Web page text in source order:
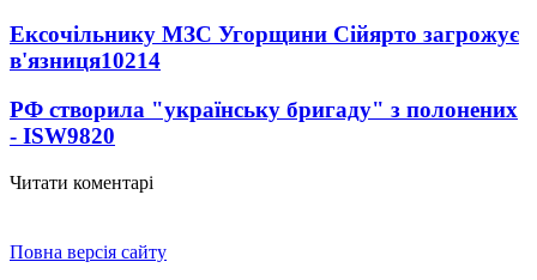
Ексочільнику МЗС Угорщини Сійярто загрожує
в'язниця10214
РФ створила "українську бригаду" з полонених
- ISW9820
Читати коментарі
Повна версія сайту